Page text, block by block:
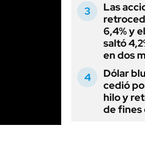
Las
6,4% y
saltó
en dos
Dólar
cedió
hilo y
de fines